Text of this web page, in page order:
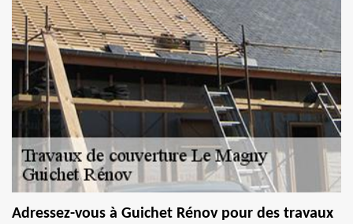
Adressez-vous à Guichet Rénov pour des travaux